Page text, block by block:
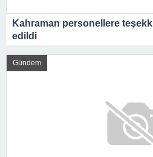
Kahraman personellere
edildi
Gündem